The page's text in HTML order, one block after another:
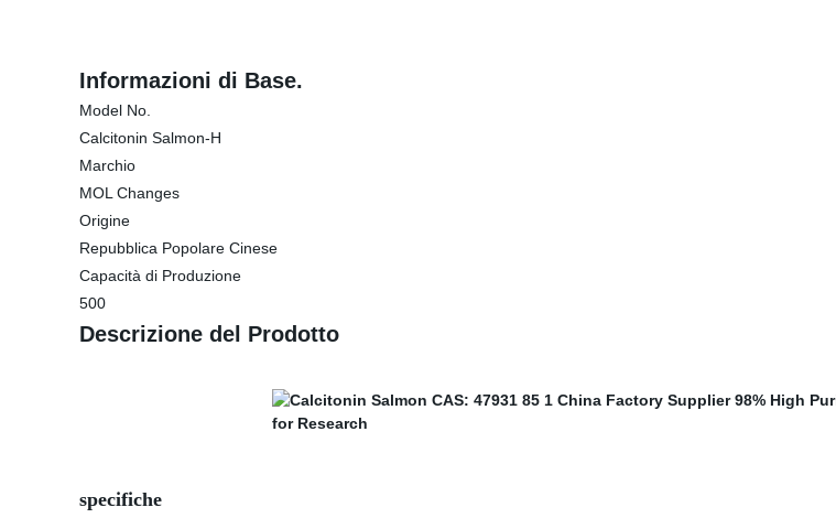
Informazioni di Base.
Model No.
Calcitonin Salmon-H
Marchio
MOL Changes
Origine
Repubblica Popolare Cinese
Capacità di Produzione
500
Descrizione del Prodotto
specifiche